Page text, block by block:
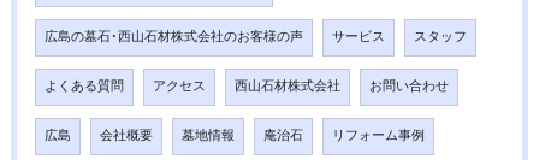
広島の墓石･西山石材株式会社のお客様の声 サービス スタッフ
よくある質問 アクセス 西山石材株式会社 お問い合わせ
広島 会社概要 墓地情報 庵治石 リフォーム事例